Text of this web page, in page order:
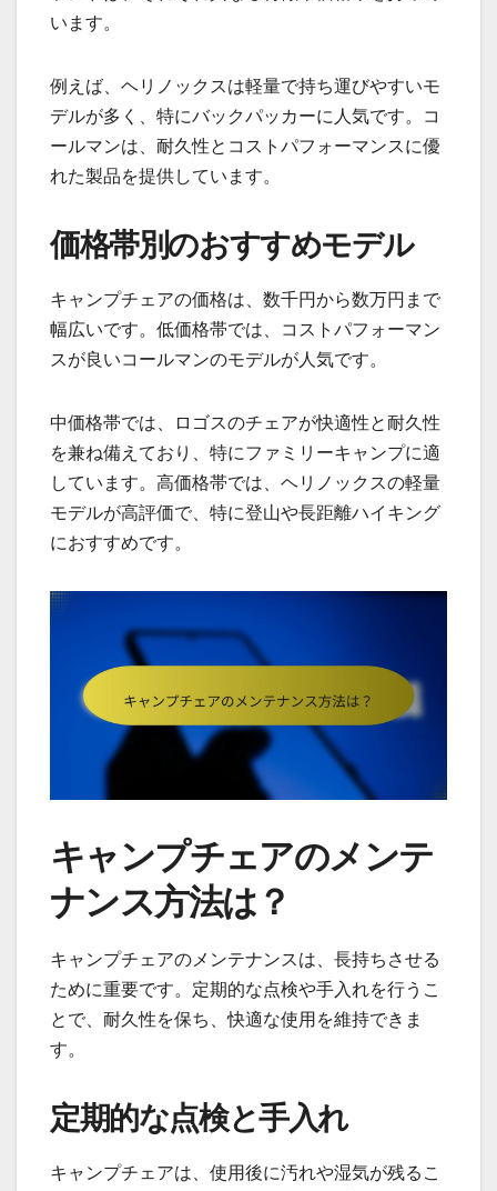
います。
例えば、ヘリノックスは軽量で持ち運びやすいモ
デルが多く、特にバックパッカーに人気です。コ
ールマンは、耐久性とコストパフォーマンスに優
れた製品を提供しています。
価格帯別のおすすめモデル
キャンプチェアの価格は、数千円から数万円まで
幅広いです。低価格帯では、コストパフォーマン
スが良いコールマンのモデルが人気です。
中価格帯では、ロゴスのチェアが快適性と耐久性
を兼ね備えており、特にファミリーキャンプに適
しています。高価格帯では、ヘリノックスの軽量
モデルが高評価で、特に登山や長距離ハイキング
におすすめです。
キャンプチェアのメンテ
ナンス方法は？
キャンプチェアのメンテナンスは、長持ちさせる
ために重要です。定期的な点検や手入れを行うこ
とで、耐久性を保ち、快適な使用を維持できま
す。
定期的な点検と手入れ
キャンプチェアは、使用後に汚れや湿気が残るこ